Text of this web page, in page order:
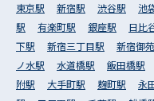
東京駅 新宿駅 渋谷駅 池
駅
有楽町駅 銀座駅 日比
下駅
新宿三丁目駅 新宿御
ノ水駅
水道橋駅 飯田橋駅
附駅
大手町駅 麹町駅 永